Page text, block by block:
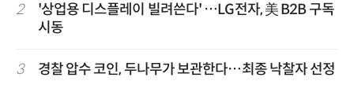
2
'상업용 디스플레이 빌려쓴다' …LG전자, 美 B2B 구독
시동
3 경찰 압수 코인, 두나무가 보관한다…최종 낙찰자 선정